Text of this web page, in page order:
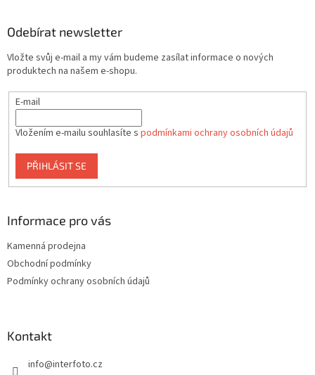
Odebírat newsletter
Vložte svůj e-mail a my vám budeme zasílat informace o nových
produktech na našem e-shopu.
E-mail
Vložením e-mailu souhlasíte s podmínkami ochrany osobních údajů
PŘIHLÁSIT SE
Informace pro vás
Kamenná prodejna
Obchodní podmínky
Podmínky ochrany osobních údajů
Kontakt
info@interfoto.cz